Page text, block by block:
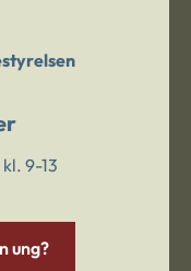
9-13
ung?